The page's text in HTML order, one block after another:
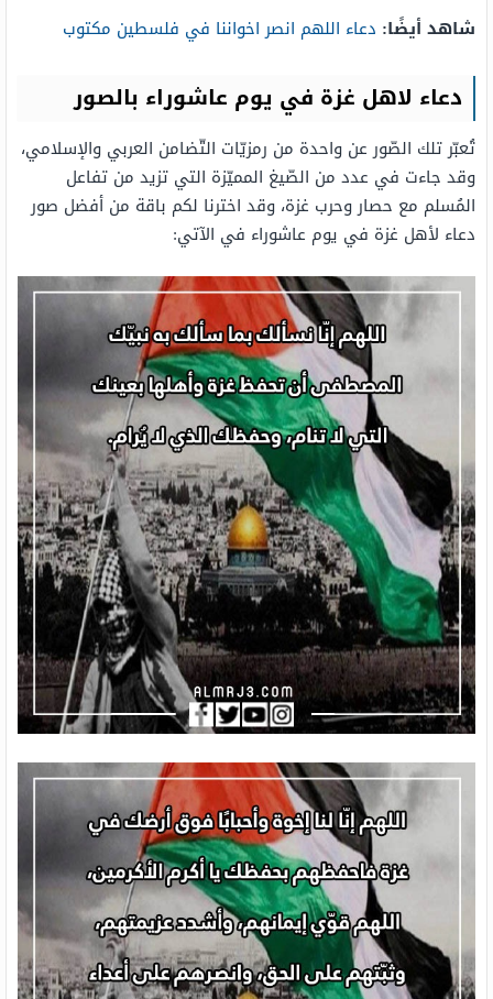
شاهد أيضًا: دعاء اللهم انصر اخواننا في فلسطين مكتوب
دعاء لاهل غزة في يوم عاشوراء بالصور
تُعبّر تلك الصّور عن واحدة من رمزيّات التّضامن العربي والإسلامي،
وقد جاءت في عدد من الصّيغ المميّزة التي تزيد من تفاعل
المُسلم مع حصار وحرب غزة، وقد اخترنا لكم باقة من أفضل صور
دعاء لأهل غزة في يوم عاشوراء في الآتي: